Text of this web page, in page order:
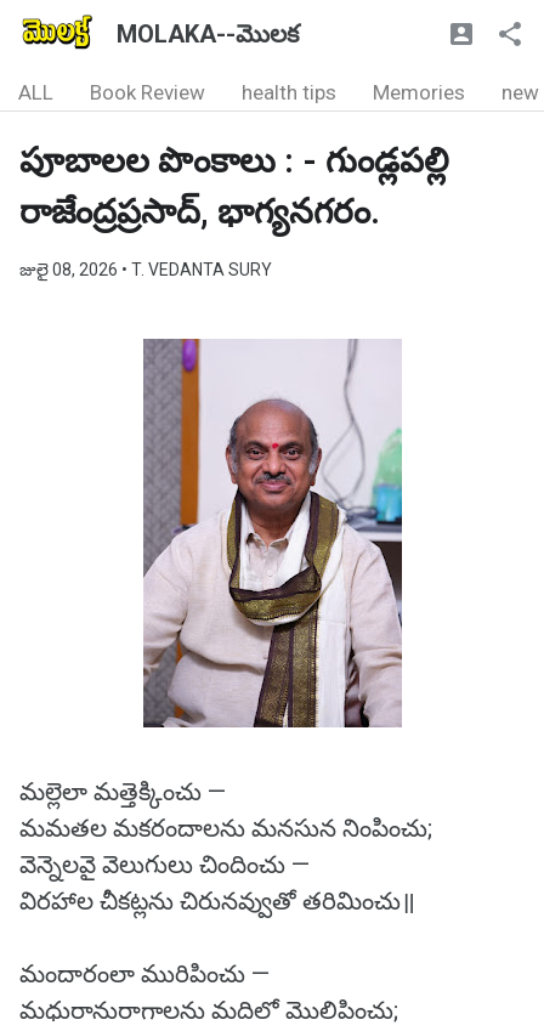
MOLAKA--మొలక
ALL Book Review health tips Memories new
పూబాలల పొంకాలు : - గుండ్లపల్లి
రాజేంద్రప్రసాద్, భాగ్యనగరం.
జులై 08, 2026 • T. VEDANTA SURY
మల్లెలా మత్తెక్కించు —
మమతల మకరందాలను మనసున నింపించు;
వెన్నెలవై వెలుగులు చిందించు —
విరహాల చీకట్లను చిరునవ్వుతో తరిమించు॥
మందారంలా మురిపించు —
మధురానురాగాలను మదిలో మొలిపించు;